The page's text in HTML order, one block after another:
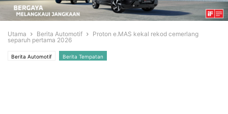
Utama Berita Automotif
Proton e.MAS kekal rekod cemerlang
separuh pertama 2026
Berita Automotif Berita Tempatan